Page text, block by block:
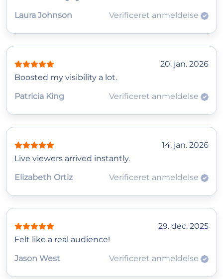
Laura Johnson
Verificeret anmeldelse
20. jan. 2026
Boosted my visibility a lot.
Patricia King
Verificeret anmeldelse
14. jan. 2026
Live viewers arrived instantly.
Elizabeth Ortiz
Verificeret anmeldelse
29. dec. 2025
Felt like a real audience!
Jason West
Verificeret anmeldelse